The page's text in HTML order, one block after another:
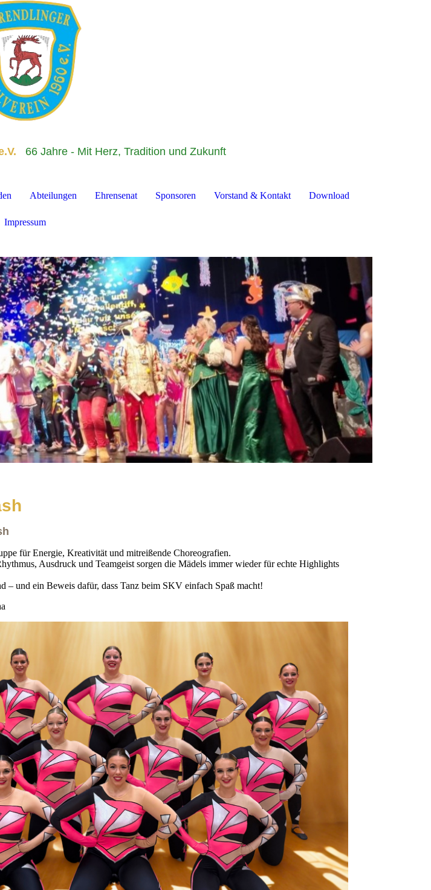
66 Jahre - Mit Herz, Tradition und Zukunft
Abteilungen Ehrensenat Sponsoren Vorstand & Kontakt Download
Impressum
für Energie, Kreativität und mitreißende Choreografien.
Ausdruck und Teamgeist sorgen die Mädels immer wieder für echte Highlights
– und ein Beweis dafür, dass Tanz beim SKV einfach Spaß macht!